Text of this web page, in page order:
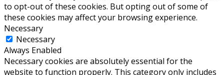
to opt-out of these cookies. But opting out of some of
these cookies may affect your browsing experience.
Necessary
Necessary
Always Enabled
Necessary cookies are absolutely essential for the
website to function properly. This category only includes